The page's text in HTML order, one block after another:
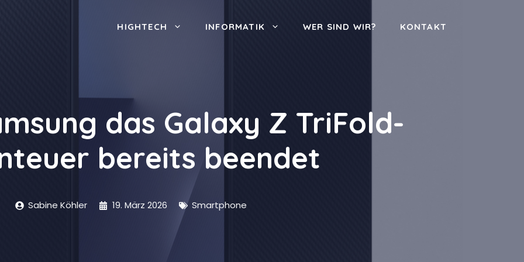
HIGHTECH INFORMATIK WER SIND WIR? KONTAKT
das Galaxy Z TriFold-
bereits beendet
Sabine Köhler 19. März 2026 Smartphone